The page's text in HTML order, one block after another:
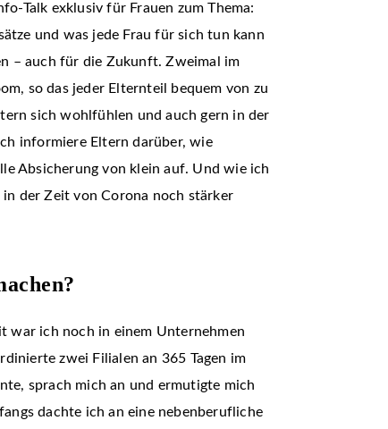
Talk exklusiv für Frauen zum Thema:
und was jede Frau für sich tun kann
– auch für die Zukunft. Zweimal im
so das jeder Elternteil bequem von zu
sich wohlfühlen und auch gern in der
informiere Eltern darüber, wie
Absicherung von klein auf. Und wie ich
der Zeit von Corona noch stärker
war ich noch in einem Unternehmen
zwei Filialen an 365 Tagen im
sprach mich an und ermutigte mich
dachte ich an eine nebenberufliche